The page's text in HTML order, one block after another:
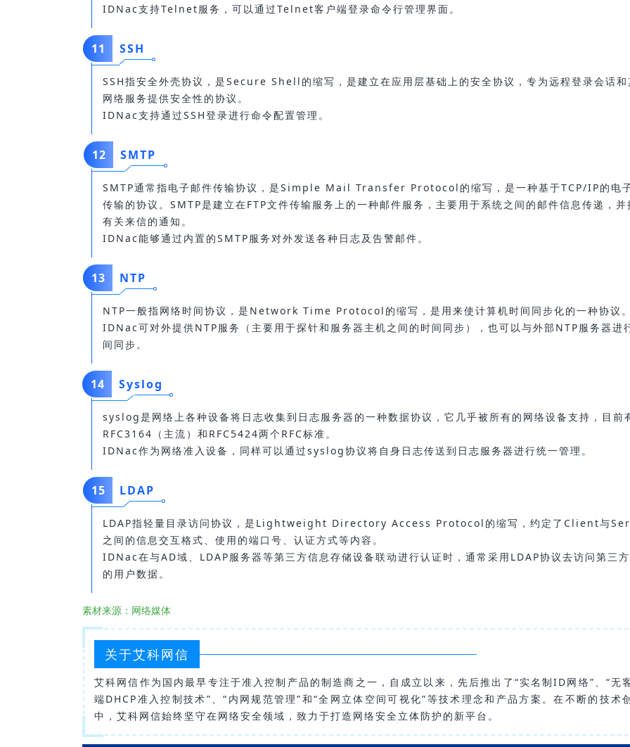
IDNac支持Telnet服务，可以通过Telnet客户端登录命令行管理界面。
11 SSH
SSH指安全外壳协议，是Secure Shell的缩写，是建立在应用层基础上的安全协议，专为远程登录会话和
网络服务提供安全性的协议。
IDNac支持通过SSH登录进行命令配置管理。
12 SMTP
SMTP通常指电子邮件传输协议，是Simple Mail Transfer Protocol的缩写，是一种基于TCP/IP的电
传输的协议。SMTP是建立在FTP文件传输服务上的一种邮件服务，主要用于系统之间的邮件信息传递，并
有关来信的通知。
IDNac能够通过内置的SMTP服务对外发送各种日志及告警邮件。
13 NTP
NTP一般指网络时间协议，是Network Time Protocol的缩写，是用来使计算机时间同步化的一种协议。
IDNac可对外提供NTP服务（主要用于探针和服务器主机之间的时间同步），也可以与外部NTP服务器进
间同步。
14 Syslog
syslog是网络上各种设备将日志收集到日志服务器的一种数据协议，它几乎被所有的网络设备支持，目前
RFC3164（主流）和RFC5424两个RFC标准。
IDNac作为网络准入设备，同样可以通过syslog协议将自身日志传送到日志服务器进行统一管理。
15 LDAP
LDAP指轻量目录访问协议，是Lightweight Directory Access Protocol的缩写，约定了Client与
之间的信息交互格式、使用的端口号、认证方式等内容。
IDNac在与AD域、LDAP服务器等第三方信息存储设备联动进行认证时，通常采用LDAP协议去访问第三
的用户数据。
素材来源：网络媒体
关于艾科网信
艾科网信作为国内最早专注于准入控制产品的制造商之一，自成立以来，先后推出了“实名制ID网络”、“无
端DHCP准入控制技术”、“内网规范管理”和“全网立体空间可视化”等技术理念和产品方案。在不断的技术
中，艾科网信始终坚守在网络安全领域，致力于打造网络安全立体防护的新平台。